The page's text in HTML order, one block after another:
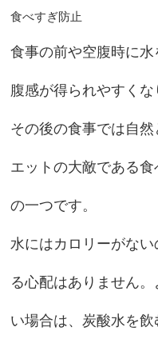
食べすぎ防止
食事の前や空腹時に
腹感が得られやすくな
その後の食事では自
エットの大敵である
の一つです。
水にはカロリーがな
る心配はありません
い場合は、炭酸水を飲